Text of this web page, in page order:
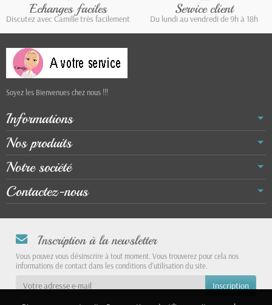
Echanges faciles
Discutez avec Camille très facilement
Service client
Du lundi au vendredi de 9h à 18h
Soyez les Bienvenues chez nous !!!
Informations
Nos produits
Notre société
Contactez-nous
Inscription à la newsletter
Vous pouvez vous désinscrire à tout moment. Vous trouverez pour cela nos
informations de contact dans les conditions d'utilisation du site.